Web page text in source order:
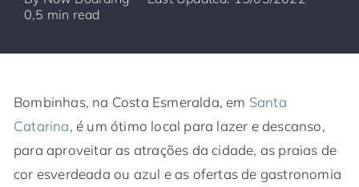
0,5 min read
Bombinhas, na Costa Esmeralda, em Santa
Catarina, é um ótimo local para lazer e descanso,
para aproveitar as atrações da cidade, as praias de
cor esverdeada ou azul e as ofertas de gastronomia